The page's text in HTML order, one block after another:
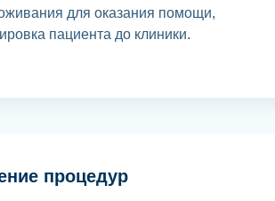
для оказания помощи,
пациента до клиники.
процедур